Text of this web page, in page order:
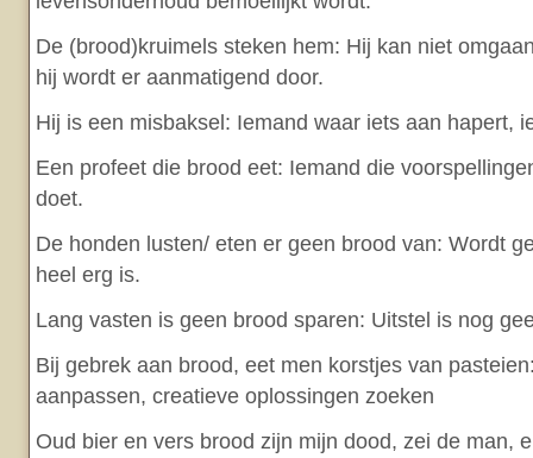
De (brood)kruimels steken hem: Hij kan niet
hij wordt er aanmatigend door.
Hij is een misbaksel: Iemand waar iets aan hapert,
Een profeet die brood eet: Iemand die
doet.
De honden lusten/ eten er geen brood van: Wordt
heel erg is.
Lang vasten is geen brood sparen: Uitstel is nog
Bij gebrek aan brood, eet men korstjes van
aanpassen, creatieve oplossingen zoeken
Oud bier en vers brood zijn mijn dood, zei de man,